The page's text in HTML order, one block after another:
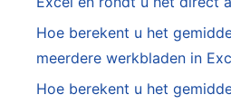
Hoe berekent u het
meerdere werkbladen in
Hoe berekent u het